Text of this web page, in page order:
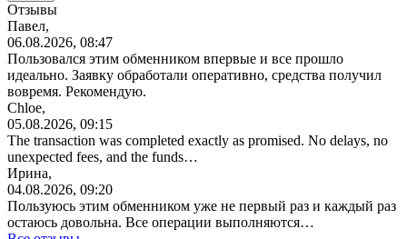
Отзывы
Павел,
06.08.2026, 08:47
Пользовался этим обменником впервые и все прошло
идеально. Заявку обработали оперативно, средства получил
вовремя. Рекомендую.
Chloe,
05.08.2026, 09:15
The transaction was completed exactly as promised. No delays, no
unexpected fees, and the funds…
Ирина,
04.08.2026, 09:20
Пользуюсь этим обменником уже не первый раз и каждый раз
остаюсь довольна. Все операции выполняются…